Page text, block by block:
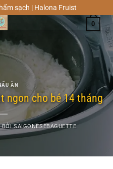
sạch | Halona Fruist
0
ĂN
ngon cho bé 14 tháng
BỞISAIGONESEBAGUETTE